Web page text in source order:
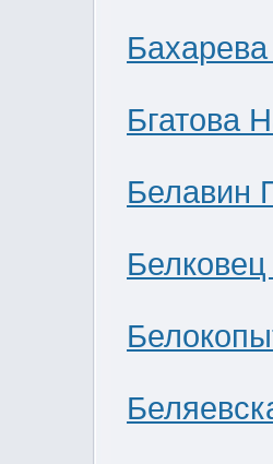
Бгатова
Белавин